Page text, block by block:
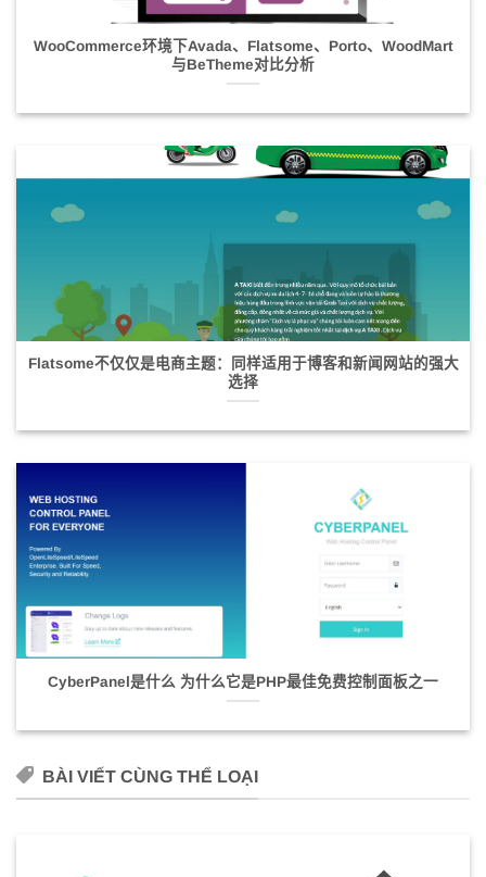
WooCommerce环境下Avada、Flatsome、Porto、WoodMart
与BeTheme对比分析
Flatsome不仅仅是电商主题：同样适用于博客和新闻网站的强大
选择
CyberPanel是什么 为什么它是PHP最佳免费控制面板之一
BÀI VIẾT CÙNG THỂ LOẠI